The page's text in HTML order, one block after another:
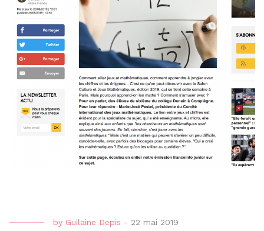
by Guilaine Depis - 22 mai 2019